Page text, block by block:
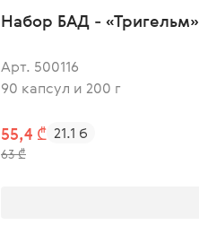
Набор БАД - «Тригельм»
Арт. 500116
90 капсул и 200 г
55,4 ₾
63 ₾
21.1 б